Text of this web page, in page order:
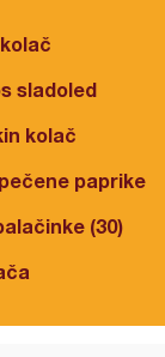
sladoled
kolač
paprike
(30)